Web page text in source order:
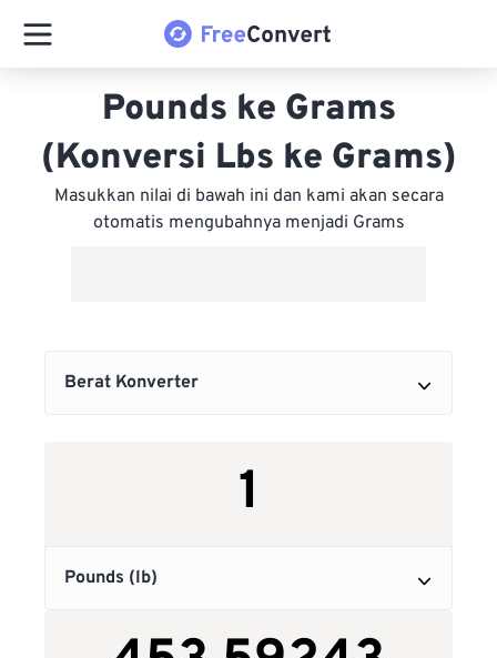
Pounds ke Grams
(Konversi Lbs ke Grams)
Masukkan nilai di bawah ini dan kami akan secara
otomatis mengubahnya menjadi Grams